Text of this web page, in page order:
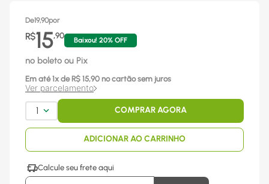
De19,90por
R$15,90
Baixou! 20% OFF
no boleto ou Pix
Em até 1x de R$ 15,90 no cartão sem juros
Ver parcelamento
1 COMPRAR AGORA
ADICIONAR AO CARRINHO